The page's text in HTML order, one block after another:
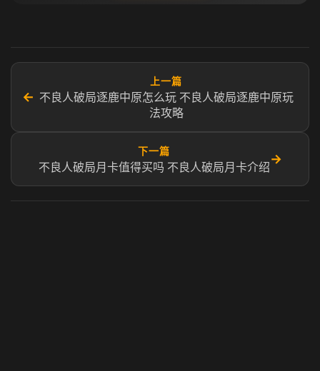
←
上一篇
不良人破局逐鹿中原怎么玩 不良人破局逐鹿中原玩
法攻略
下一篇
不良人破局月卡值得买吗 不良人破局月卡介绍
→